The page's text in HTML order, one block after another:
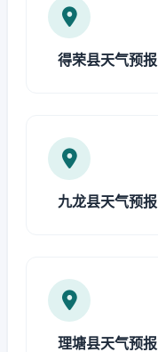
得荣县天气预报
九龙县天气预报
理塘县天气预报